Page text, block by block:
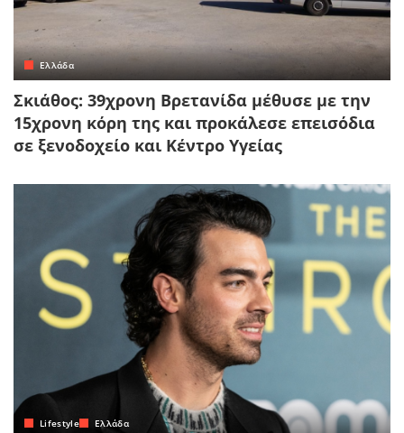
Ελλάδα
Σκιάθος: 39χρονη Βρετανίδα μέθυσε με την
15χρονη κόρη της και προκάλεσε επεισόδια
σε ξενοδοχείο και Κέντρο Υγείας
Lifestyle Ελλάδα